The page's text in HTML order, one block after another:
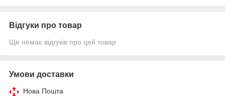
Відгуки про товар
Ще немає відгуків про цей товар
Умови доставки
Нова Пошта